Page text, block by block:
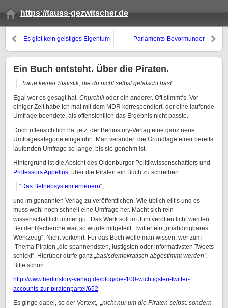
https://tauss-gezwitscher.de
Es gibt kein geistiges Eigentum Parlaments-Bevormunder
Ein Buch entsteht. Über die Piraten.
„Traue keiner Statistik, die du nicht selbst gefälscht hast“
Egal wer es gesagt hat. Churchill oder ein anderer. Oft stimmt‘s. Vor
einiger Zeit habe ich mal mit dem MDR korrespondiert, der eine laufende
Umfrage beendete, als offensichtlich das Ergebnis nicht passte.
Doch offensichtlich hat jetzt der Berlinstory-Verlag eine ganz neue
Umfragekategorie eingeführt. Man verändert die Grundlage einer bereits
laufenden Umfrage so lange, bis sie genehm ist.
Hintergrund ist die Absicht des Oldenburger Politikwissenschaftlers und
Professors Appelius, über die Piraten ein Buch zu schreiben
“Das Betriebsystem erneuern“,
und im genannten Verlag zu veröffentlichen. Wie üblich eilt‘s und es
muss wohl noch schnell eine Umfrage her. Macht sich rein
wissenschaftlich immer gut. Das Werk soll im Juni veröffentlicht werden.
Bei der Recherche war, so wurde mitgeteilt, Twitter ein „unabdingbares
Werkzeug“. Nicht verkehrt. Für das Buch wolle man wissen, wer zum
Thema Piraten „die spannendsten, lustigsten oder informativsten Tweets
schickt“. Hierüber dürfe ganz „basisdemokratisch abgestimmt werden“.
Bitte schön:
http://www.berlinstory-verlag.de/blog/die-100-wichtigsten-twitter-
accounts-zur-piratenpartei/652
Es ginge dabei, so der Vortext, „nicht nur um die Piraten selbst, sondern